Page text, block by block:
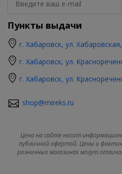
Пункты выдачи
г. Хабаровск, ул.
г. Хабаровск, ул.
г. Хабаровск, ул.
shop@mireks.ru
Цена на сайте носит
публичной офертой. Цены и
розничных магазинах могут